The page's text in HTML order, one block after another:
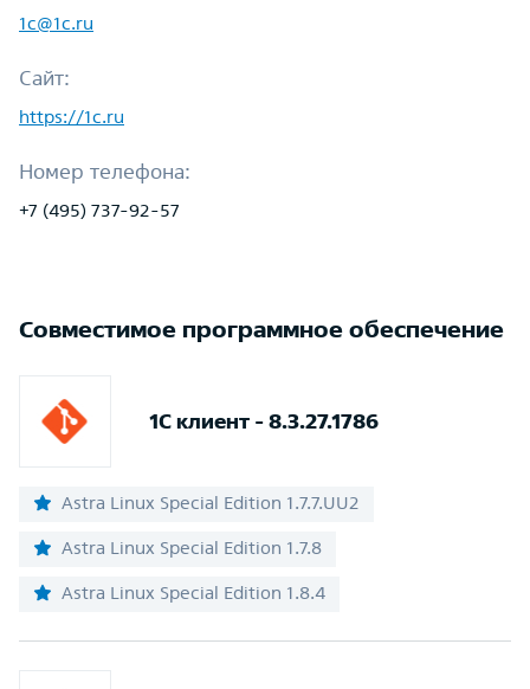
1c@1c.ru
Сайт:
https://1c.ru
Номер телефона:
+7 (495) 737-92-57
Совместимое программное обеспечение
1C клиент - 8.3.27.1786
Astra Linux Special Edition 1.7.7.UU2
Astra Linux Special Edition 1.7.8
Astra Linux Special Edition 1.8.4